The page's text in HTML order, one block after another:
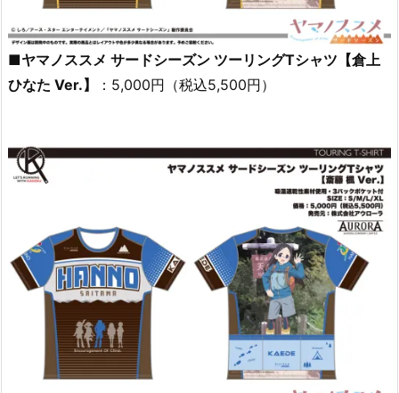
■ヤマノススメ サードシーズン ツーリングTシャツ【倉上
ひなた Ver.】
：5,000円（税込5,500円）